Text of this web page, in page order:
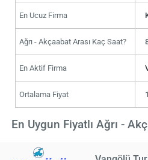
En Ucuz Firma
Ağrı - Akçaabat Arası Kaç Saat?
En Aktif Firma
Ortalama Fiyat
En Uygun Fiyatlı Ağrı -